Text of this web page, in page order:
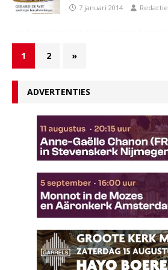
7 januari 2014 Redactie
1 2 »
ADVERTENTIES